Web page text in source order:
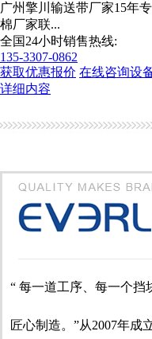
广州擎川输送带厂家15年
棉厂家联...
全国24小时销售热线:
135-3307-0862
获取优惠报价 在线咨询设
详细内容
“ 每一道工序、每一个挡
匠心制造。”从2007年成